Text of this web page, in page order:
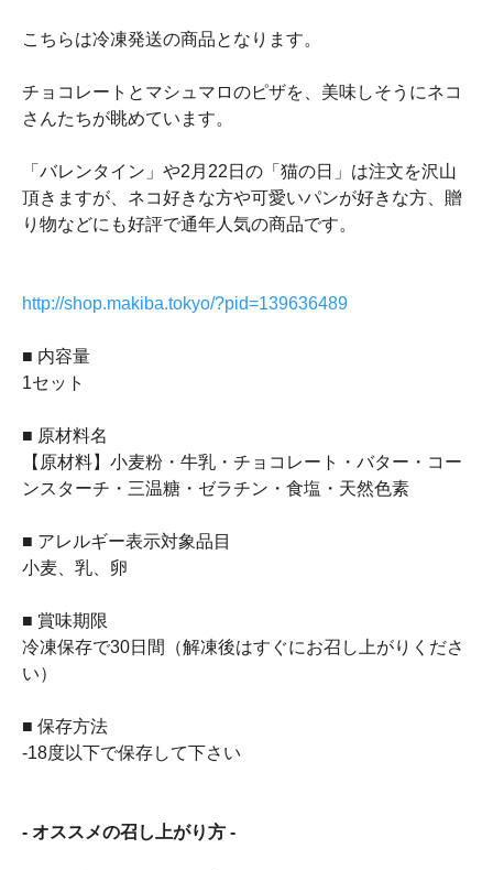
こちらは冷凍発送の商品となります。
チョコレートとマシュマロのピザを、美味しそうにネコ
さんたちが眺めています。
「バレンタイン」や2月22日の「猫の日」は注文を沢山
頂きますが、ネコ好きな方や可愛いパンが好きな方、贈
り物などにも好評で通年人気の商品です。
http://shop.makiba.tokyo/?pid=139636489
■ 内容量
1セット
■ 原材料名
【原材料】小麦粉・牛乳・チョコレート・バター・コー
ンスターチ・三温糖・ゼラチン・食塩・天然色素
■ アレルギー表示対象品目
小麦、乳、卵
■ 賞味期限
冷凍保存で30日間（解凍後はすぐにお召し上がりくださ
い）
■ 保存方法
-18度以下で保存して下さい
- オススメの召し上がり方 -